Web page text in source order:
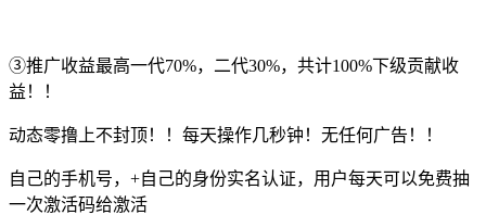
③推广收益最高一代70%，二代30%，共计100%下级贡献收
益！！
动态零撸上不封顶！！每天操作几秒钟！无任何广告！！
自己的手机号，+自己的身份实名认证，用户每天可以免费抽
一次激活码给激活